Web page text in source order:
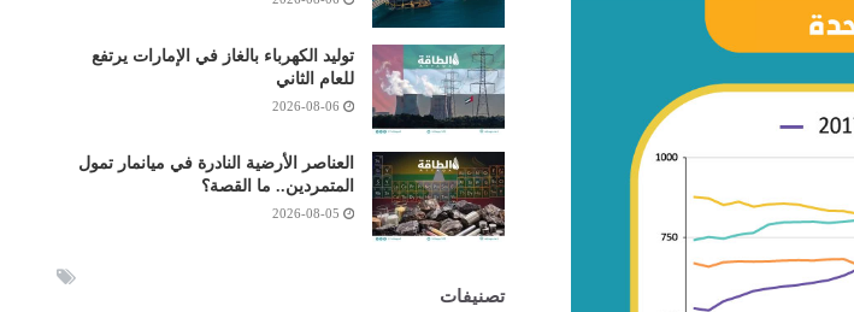
توليد الكهرباء بالغاز في الإمارات يرتفع
للعام الثاني
2026-08-06
العناصر الأرضية النادرة في ميانمار تمول
المتمردين.. ما القصة؟
2026-08-05
تصنيفات